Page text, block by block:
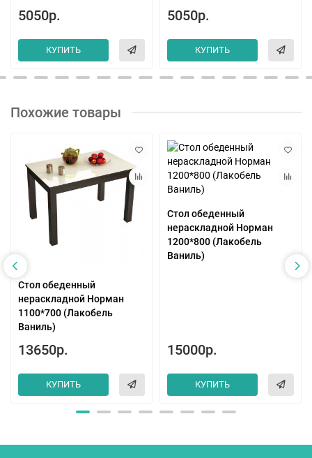
5050р.
КУПИТЬ
5050р.
КУПИТЬ
Похожие товары
Стол обеденный
нераскладной Норман
1100*700 (Лакобель
Ваниль)
13650р.
КУПИТЬ
Стол обеденный
нераскладной Норман
1200*800 (Лакобель
Ваниль)
15000р.
КУПИТЬ